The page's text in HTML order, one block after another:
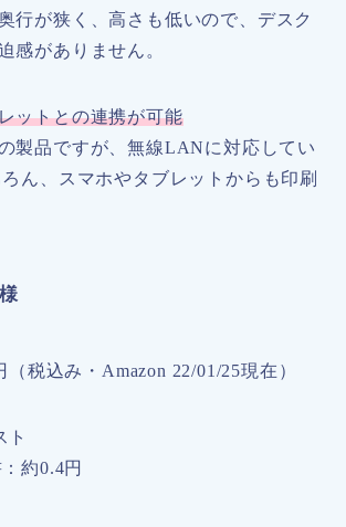
行が狭く、高さも低いので、デスク
感がありません。
ットとの連携が可能
製品ですが、無線LANに対応してい
ん、スマホやタブレットからも印刷
税込み・Amazon 22/01/25現在）
ト
約0.4円